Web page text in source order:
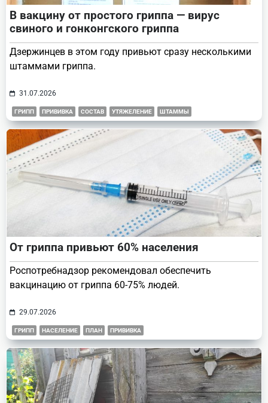
В вакцину от простого гриппа — вирус
свиного и гонконгского гриппа
Дзержинцев в этом году привьют сразу несколькими
штаммами гриппа.
31.07.2026
ГРИПП ПРИВИВКА СОСТАВ УТЯЖЕЛЕНИЕ ШТАММЫ
От гриппа привьют 60% населения
Роспотребнадзор рекомендовал обеспечить
вакцинацию от гриппа 60-75% людей.
29.07.2026
ГРИПП НАСЕЛЕНИЕ ПЛАН ПРИВИВКА